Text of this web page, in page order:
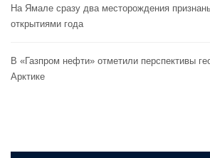
На Ямале сразу два месторождения
открытиями года
В «Газпром нефти» отметили перспективы
Арктике